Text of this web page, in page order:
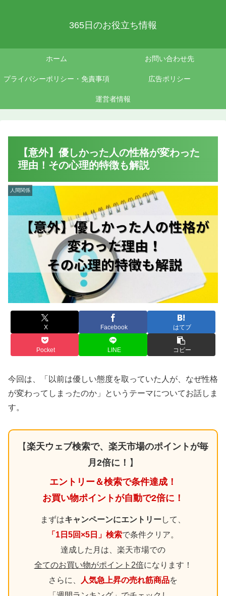
365日のお役立ち情報
ホーム お問い合わせ先
プライバシーポリシー・免責事項 広告ポリシー
運営者情報
【意外】優しかった人の性格が変わった
理由！その心理的特徴も解説
人間関係
X Facebook はてブ
Pocket LINE コピー
今回は、「以前は優しい態度を取っていた人が、なぜ性格
が変わってしまったのか」というテーマについてお話しま
す。
【楽天ウェブ検索で、楽天市場のポイントが毎
月2倍に！ 】
エントリー＆検索で条件達成！
お買い物ポイントが自動で2倍に！
まずはキャンペーンにエントリーして、
「1日5回×5日」検索で条件クリア。
達成した月は、楽天市場での
全てのお買い物がポイント2倍になります！
さらに、
人気急上昇の売れ筋商品を